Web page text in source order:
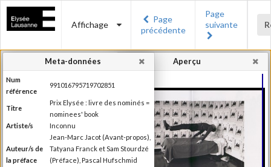
Affichage
Page
précédente
Page
suivante
Aperçu
Meta-données
Num
référence
991016795719702851
Titre
Prix Elysée : livre des nominés =
nominees' book
Artiste/s
Inconnu
Auteur/s de
la préface
Jean-Marc Jacot (Avant-propos),
Tatyana Franck et Sam Stourdzé
(Préface), Pascal Hufschmid